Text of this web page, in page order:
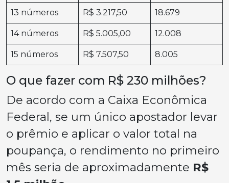
13 números R$ 3.217,50 18.679
14 números R$ 5.005,00 12.008
15 números R$ 7.507,50 8.005
O que fazer com R$ 230 milhões?
De acordo com a Caixa Econômica
Federal, se um único apostador levar
o prêmio e aplicar o valor total na
poupança, o rendimento no primeiro
mês seria de aproximadamente R$